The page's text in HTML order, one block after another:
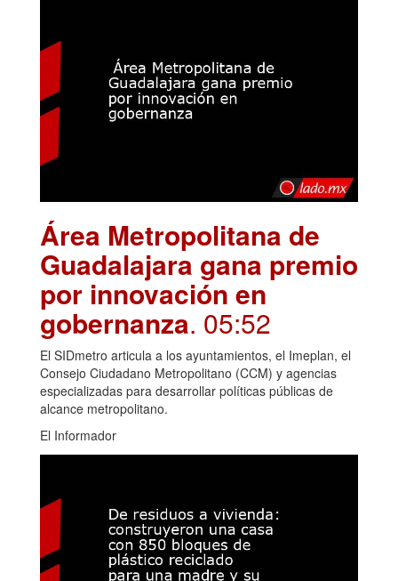
Área Metropolitana de
Guadalajara gana premio
por innovación en
gobernanza. 05:52
El SIDmetro articula a los ayuntamientos, el Imeplan, el
Consejo Ciudadano Metropolitano (CCM) y agencias
especializadas para desarrollar políticas públicas de
alcance metropolitano.
El Informador